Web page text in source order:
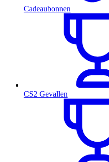
Cadeaubonnen
CS2 Gevallen